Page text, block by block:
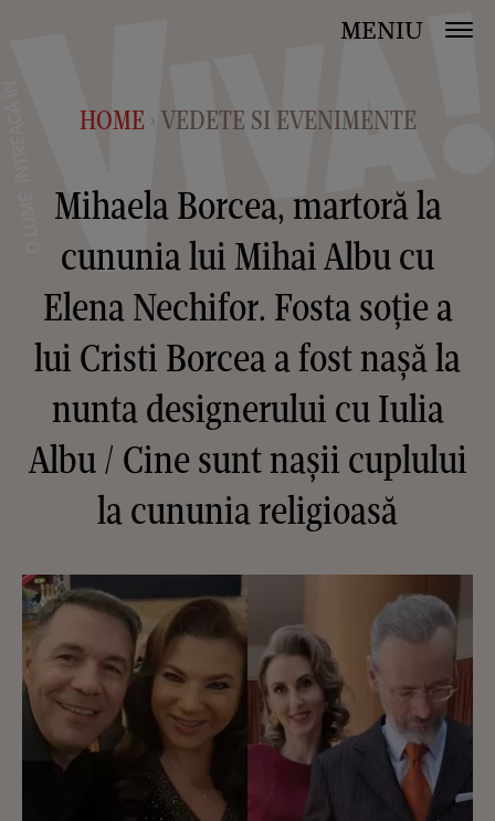
MENIU
HOME > VEDETE SI EVENIMENTE
Mihaela Borcea, martoră la
cununia lui Mihai Albu cu
Elena Nechifor. Fosta soție a
lui Cristi Borcea a fost nașă la
nunta designerului cu Iulia
Albu / Cine sunt nașii cuplului
la cununia religioasă